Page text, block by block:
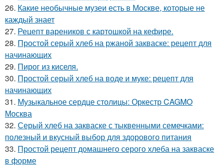
26. Какие необычные музеи есть в Москве, которые не
каждый знает
27. Рецепт вареников с картошкой на кефире.
28. Простой серый хлеб на ржаной закваске: рецепт для
начинающих
29. Пирог из киселя.
30. Простой серый хлеб на воде и муке: рецепт для
начинающих
31. Музыкальное сердце столицы: Оркестр CAGMO
Москва
32. Серый хлеб на закваске с тыквенными семечками:
полезный и вкусный выбор для здорового питания
33. Простой рецепт домашнего серого хлеба на закваске
в форме